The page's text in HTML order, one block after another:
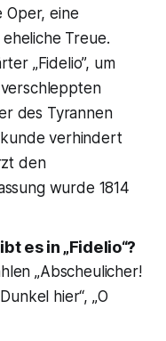
Oper, eine
Treue.
„Fidelio”, um
des Tyrannen
verhindert
den
wurde 1814
es in „Fidelio“?
„Abscheulicher!
hier“, „O